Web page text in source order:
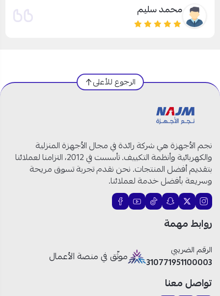
محمد سليم
الرجوع للأعلى
نجم الأجهزة هي شركة رائدة في مجال الأجهزة المنزلية
والكهربائية وأنظمة التكييف. تأسست في 2012، التزامنا لعملائنا
بتقديم أفضل المنتجات. نحن نقدم تجربة تسوق مريحة
وسريعة بأفضل خدمة لعملائنا.
روابط مهمة
الرقم الضريبي
310771951100003
موثّق في منصة الأعمال
تواصل معنا